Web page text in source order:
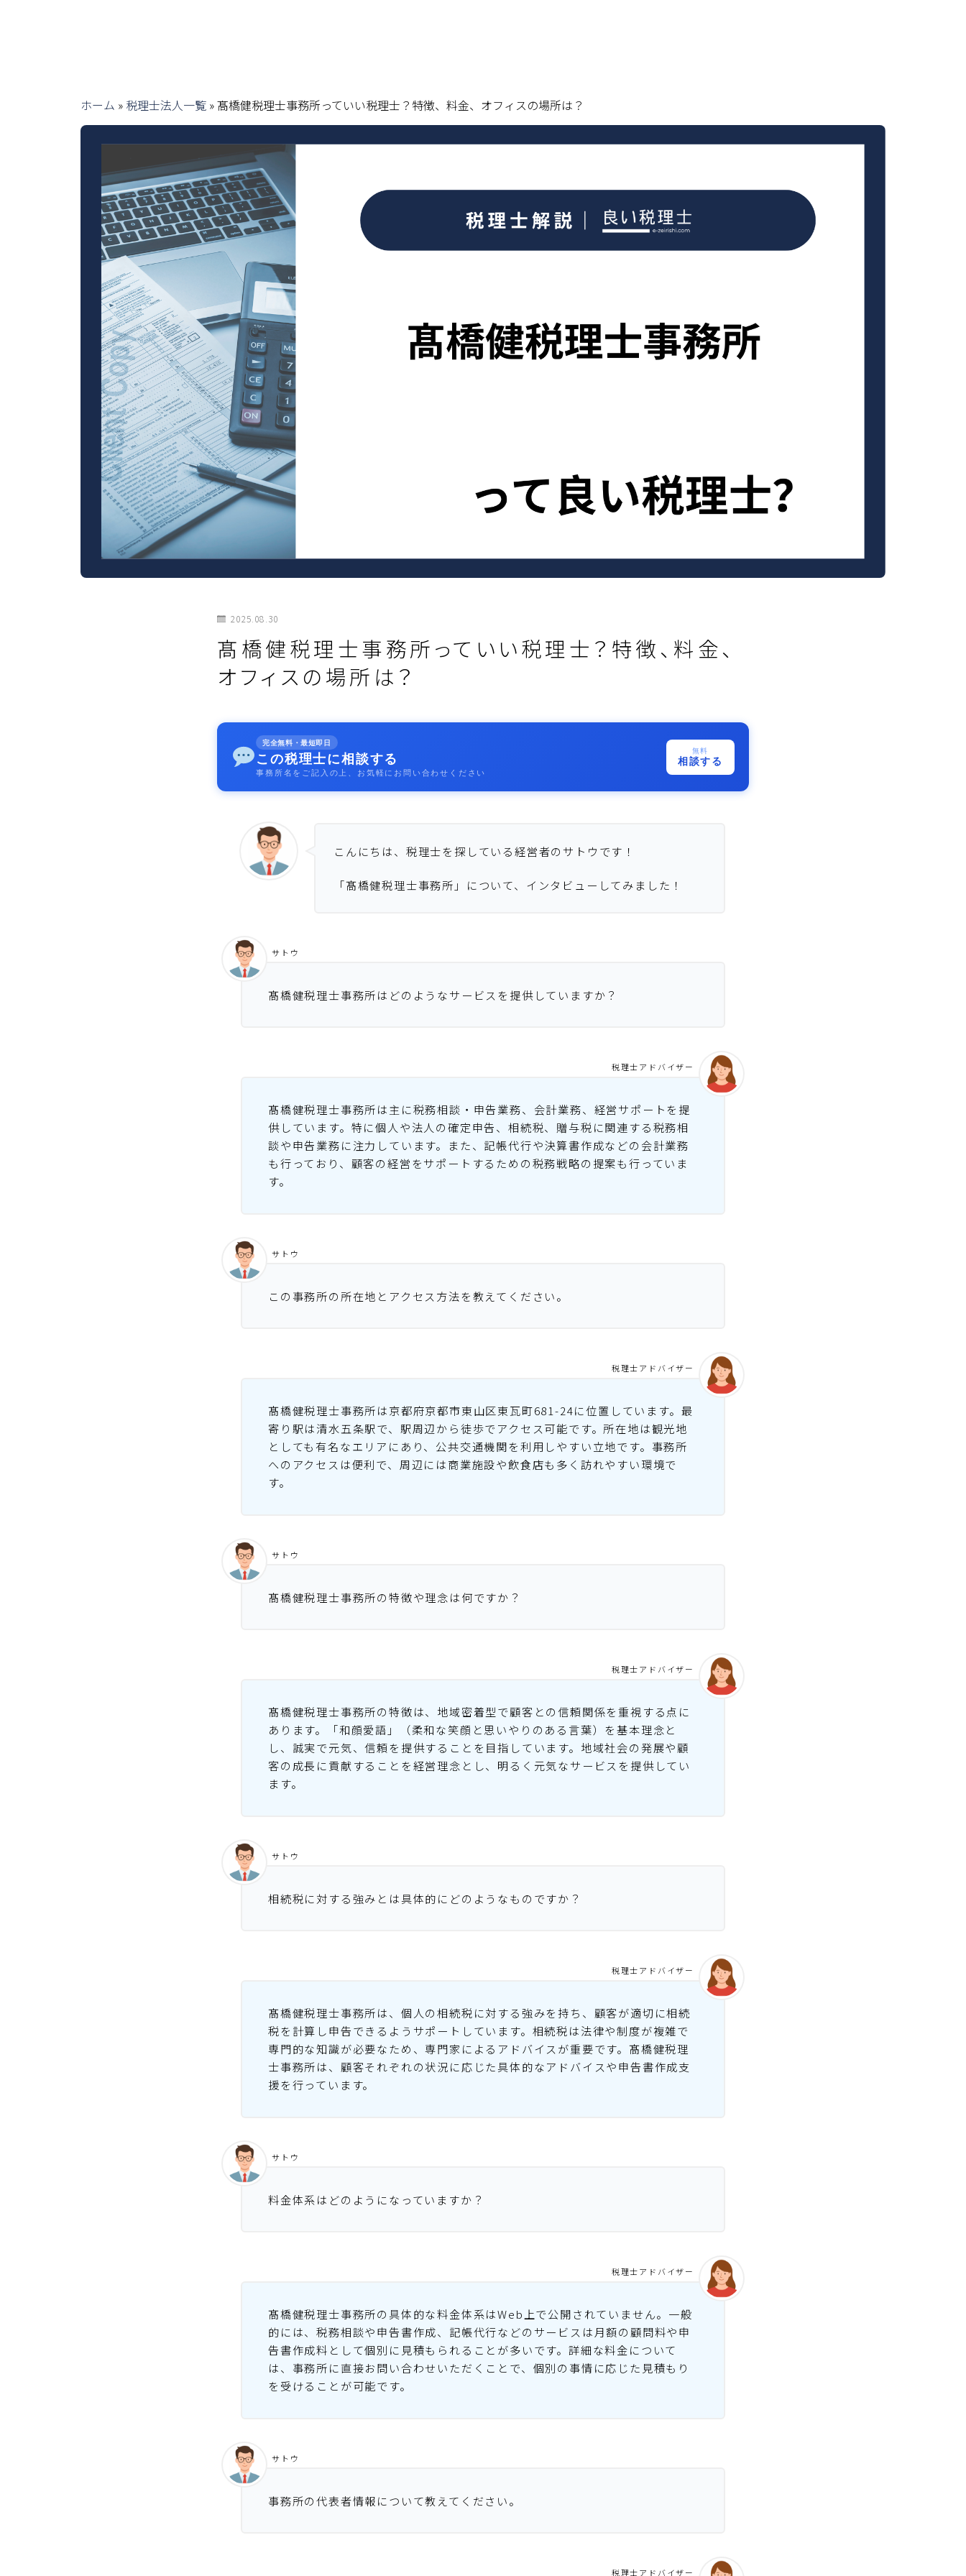
ホーム » 税理士法人一覧 »髙橋健税理士事務所っていい税理士？特徴、料金、オフィスの場所は？
2025.08.30
髙橋健税理士事務所っていい税理士？特徴、料金、
オフィスの場所は？
完全無料・最短即日
この税理士に相談する
事務所名をご記入の上、お気軽にお問い合わせください
無料
相談する
こんにちは、税理士を探している経営者のサトウです！
「髙橋健税理士事務所」について、インタビューしてみました！
髙橋健税理士事務所はどのようなサービスを提供していますか？
サトウ
髙橋健税理士事務所は主に税務相談・申告業務、会計業務、経営サポートを提
供しています。特に個人や法人の確定申告、相続税、贈与税に関連する税務相
談や申告業務に注力しています。また、記帳代行や決算書作成などの会計業務
も行っており、顧客の経営をサポートするための税務戦略の提案も行っていま
す。
税理士アドバイザー
この事務所の所在地とアクセス方法を教えてください。
サトウ
髙橋健税理士事務所は京都府京都市東山区東瓦町681-24に位置しています。最
寄り駅は清水五条駅で、駅周辺から徒歩でアクセス可能です。所在地は観光地
としても有名なエリアにあり、公共交通機関を利用しやすい立地です。事務所
へのアクセスは便利で、周辺には商業施設や飲食店も多く訪れやすい環境で
す。
税理士アドバイザー
髙橋健税理士事務所の特徴や理念は何ですか？
サトウ
髙橋健税理士事務所の特徴は、地域密着型で顧客との信頼関係を重視する点に
あります。「和顔愛語」（柔和な笑顔と思いやりのある言葉）を基本理念と
し、誠実で元気、信頼を提供することを目指しています。地域社会の発展や顧
客の成長に貢献することを経営理念とし、明るく元気なサービスを提供してい
ます。
税理士アドバイザー
相続税に対する強みとは具体的にどのようなものですか？
サトウ
髙橋健税理士事務所は、個人の相続税に対する強みを持ち、顧客が適切に相続
税を計算し申告できるようサポートしています。相続税は法律や制度が複雑で
専門的な知識が必要なため、専門家によるアドバイスが重要です。髙橋健税理
士事務所は、顧客それぞれの状況に応じた具体的なアドバイスや申告書作成支
援を行っています。
税理士アドバイザー
料金体系はどのようになっていますか？
サトウ
髙橋健税理士事務所の具体的な料金体系はWeb上で公開されていません。一般
的には、税務相談や申告書作成、記帳代行などのサービスは月額の顧問料や申
告書作成料として個別に見積もられることが多いです。詳細な料金について
は、事務所に直接お問い合わせいただくことで、個別の事情に応じた見積もり
を受けることが可能です。
税理士アドバイザー
事務所の代表者情報について教えてください。
サトウ
税理士アドバイザー